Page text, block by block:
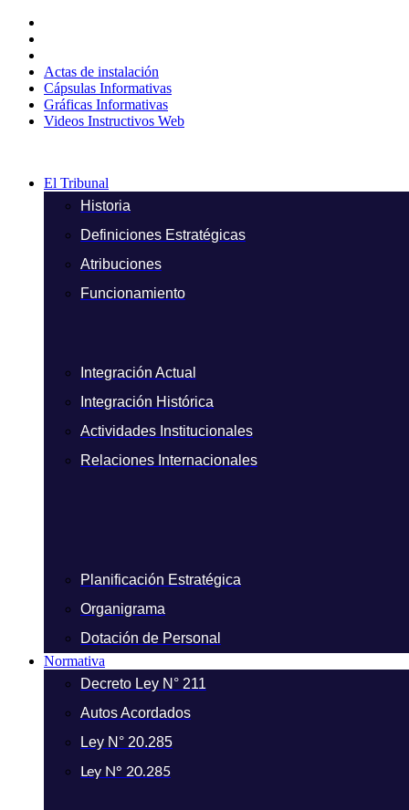
contenido
Actas de instalación
Cápsulas Informativas
Gráficas Informativas
Videos Instructivos Web
El Tribunal
Historia
Definiciones Estratégicas
Atribuciones
Funcionamiento
Integración Actual
Integración Histórica
Actividades Institucionales
Relaciones Internacionales
Planificación Estratégica
Organigrama
Dotación de Personal
Normativa
Decreto Ley N° 211
Autos Acordados
Ley N° 20.285
Ley N° 20.285